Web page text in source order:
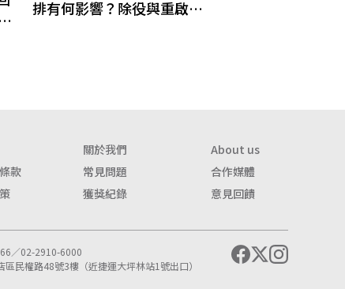
排有何影響？除役與重啟可
關於我們
About us
款 常見問題
合作媒體
獲獎紀錄 意見回饋
／02-2910-6000
民權路48號3樓（近捷運大坪林站1號出口）